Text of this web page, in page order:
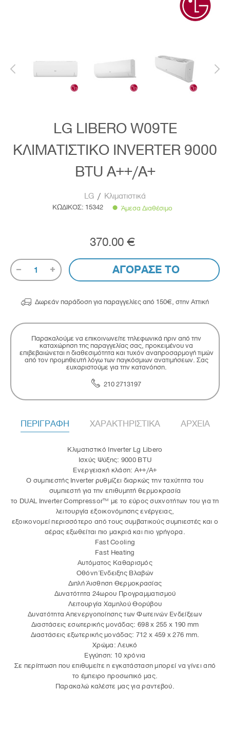
LG LIBERO W09TE
ΚΛΙΜΑΤΙΣΤΙΚΟ INVERTER 9000
BTU A++/A+
LG / Κλιματιστικά
ΚΩΔΙΚΟΣ: 15342 Άμεσα Διαθέσιμο
370.00 €
1 ΑΓΟΡΑΣΕ ΤΟ
 Δωρεάν παράδοση για παραγγελίες από 150€, στην Αττική
Παρακαλούμε να επικοινωνείτε τηλεφωνικά πριν από την
καταχώρηση της παραγγελίας σας, προκειμένου να
επιβεβαιώνεται η διαθεσιμότητα και τυχόν αναπροσαρμογή τιμών
από τον προμηθευτή λόγω των παγκόσμιων ανατιμήσεων. Σας
ευχαριστούμε για την κατανόηση.
210 2713197
ΠΕΡΙΓΡΑΦΗ ΧΑΡΑΚΤΗΡΙΣΤΙΚΑ ΑΡΧΕΙΑ
Κλιματιστικό Inverter Lg Libero
Ισχύς Ψύξης: 9000 BTU
Ενεργειακή κλάση: A++/A+
Ο συμπιεστής Inverter ρυθμίζει διαρκώς την ταχύτητα του
συμπιεστή για την επιθυμητή θερμοκρασία
το DUAL Inverter Compressor™ με το εύρος συχνοτήτων του για τη
λειτουργία εξοικονόμησης ενέργειας,
εξοικονομεί περισσότερο από τους συμβατικούς συμπιεστές και ο
αέρας εξωθείται πιο μακριά και πιο γρήγορα.
Fast Cooling
Fast Heating
Αυτόματος Καθαρισμός
Οθόνη Ένδειξης Βλαβών
Διπλή Άισθηση Θερμοκρασίας
Δυνατότητα 24ωρου Προγραμματισμού
Λειτουργία Χαμηλού Θορύβου
Δυνατότητα Απενεργοποίησης των Φωτεινών Ενδείξεων
Διαστάσεις εσωτερικής μονάδας: 698 x 255 x 190 mm
Διαστάσεις εξωτερικής μονάδας: 712 x 459 x 276 mm.
Χρώμα: Λευκό
Εγγύηση: 10 χρόνια
Σε περίπτωση που επιθυμείτε η εγκατάσταση μπορεί να γίνει από
το έμπειρο προσωπικό μας.
Παρακαλώ καλέστε μας για ραντεβού.